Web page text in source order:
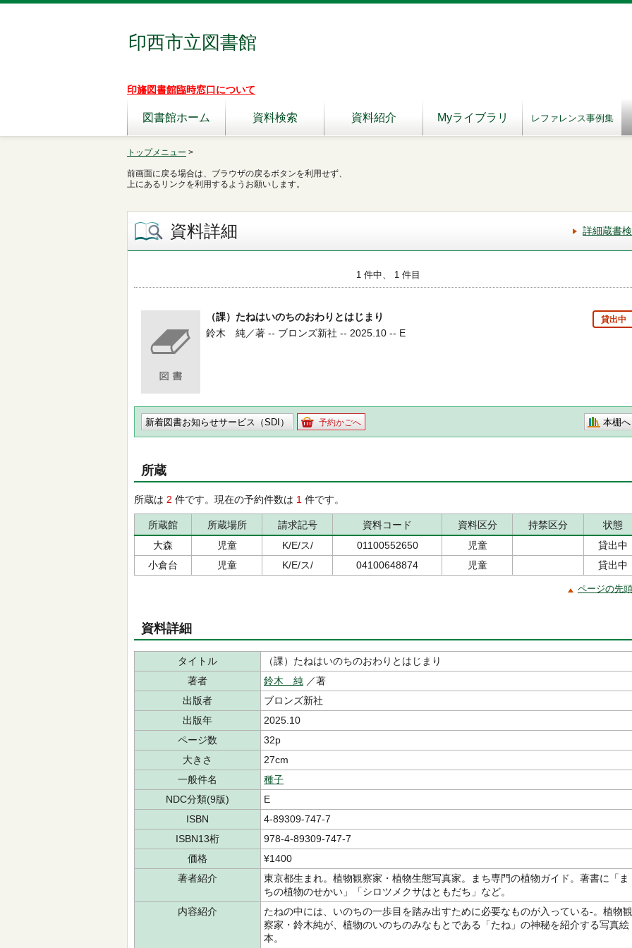
印西市立図書館
印旛図書館臨時窓口について
図書館ホーム 資料検索 資料紹介 Myライブラリ レファレンス事例集
トップメニュー >
前画面に戻る場合は、ブラウザの戻るボタンを利用せず、
上にあるリンクを利用するようお願いします。
資料詳細 詳細蔵書
1 件中、 1 件目
（課）たねはいのちのおわりとはじまり 貸出中
鈴木 純／著 -- ブロンズ新社 -- 2025.10 -- E
新着図書お知らせサービス（SDI） 予約かごへ 本棚へ
所蔵
所蔵は 2 件です。現在の予約件数は 1 件です。
所蔵館 所蔵場所 請求記号 資料コード 資料区分 持禁区分
状態
大森
児童 K/E/ス/ 01100552650 児童
貸出中
小倉台
児童 K/E/ス/ 04100648874 児童 貸出中
ページの先
資料詳細
タイトル
（課）たねはいのちのおわりとはじまり
著者
鈴木 純 ／著
出版者
ブロンズ新社
出版年
2025.10
ページ数
32p
大きさ
27cm
一般件名
種子
NDC分類(9版)
E
ISBN
4-89309-747-7
ISBN13桁
978-4-89309-747-7
価格
¥1400
著者紹介
東京都生まれ。植物観察家・植物生態写真家。まち専門の植物ガイド。著書に「ま
ちの植物のせかい」「シロツメクサはともだち」など。
内容紹介
たねの中には、いのちの一歩目を踏み出すために必要なものが入っている-。植物観
察家・鈴木純が、植物のいのちのみなもとである「たね」の神秘を紹介する写真絵
本。